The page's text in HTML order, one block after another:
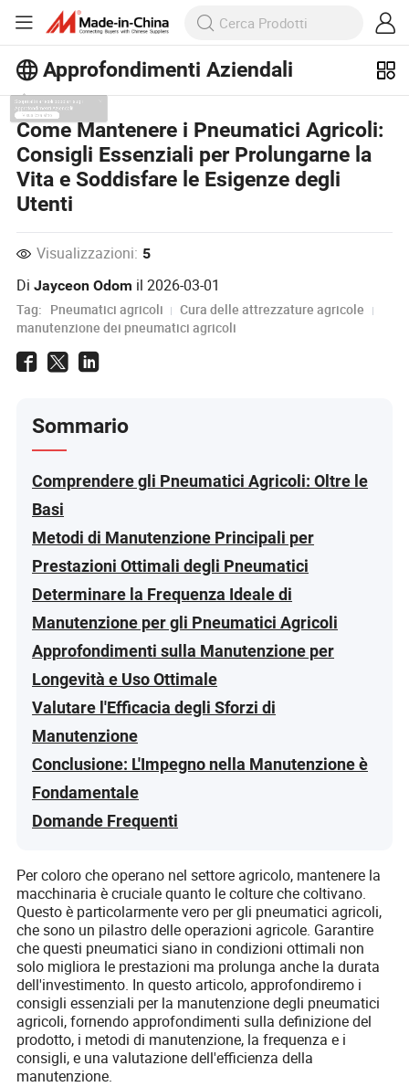
Approfondimenti Aziendali
Scopri altri articoli popolari sugli
Approfondimenti Aziendali!
Visualizza altro
Come Mantenere i Pneumatici Agricoli:
Consigli Essenziali per Prolungarne la
Vita e Soddisfare le Esigenze degli
Utenti
Visualizzazioni: 5
DiJayceon Odom il2026-03-01
Tag: Pneumatici agricoli
Cura delle attrezzature agricole
manutenzione dei pneumatici agricoli
Sommario
Comprendere gli Pneumatici Agricoli: Oltre le
Basi
Metodi di Manutenzione Principali per
Prestazioni Ottimali degli Pneumatici
Determinare la Frequenza Ideale di
Manutenzione per gli Pneumatici Agricoli
Approfondimenti sulla Manutenzione per
Longevità e Uso Ottimale
Valutare l'Efficacia degli Sforzi di
Manutenzione
Conclusione: L'Impegno nella Manutenzione è
Fondamentale
Domande Frequenti
Per coloro che operano nel settore agricolo, mantenere la
macchinaria è cruciale quanto le colture che coltivano.
Questo è particolarmente vero per gli pneumatici agricoli,
che sono un pilastro delle operazioni agricole. Garantire
che questi pneumatici siano in condizioni ottimali non
solo migliora le prestazioni ma prolunga anche la durata
dell'investimento. In questo articolo, approfondiremo i
consigli essenziali per la manutenzione degli pneumatici
agricoli, fornendo approfondimenti sulla definizione del
prodotto, i metodi di manutenzione, la frequenza e i
consigli, e una valutazione dell'efficienza della
manutenzione.